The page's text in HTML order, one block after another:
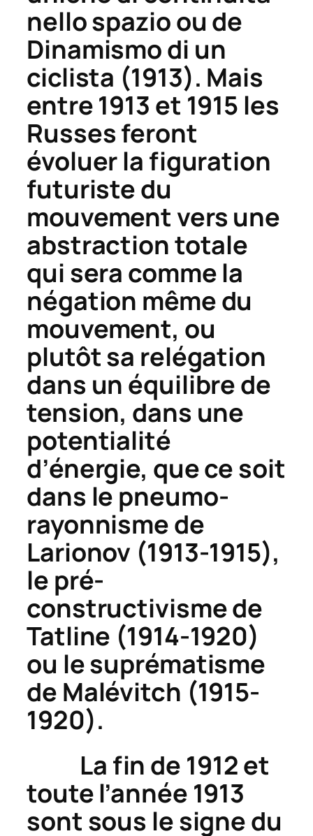
nello spazioou de
Dinamismo di un
ciclista (1913). Mais
entre 1913 et 1915 les
Russes feront
évoluer la figuration
futuriste du
mouvement vers une
abstraction totale
qui sera comme la
négation même du
mouvement, ou
plutôt sa relégation
dans un équilibre de
tension, dans une
potentialité
d’énergie, que ce soit
dans le pneumo-
rayonnisme de
Larionov (1913-1915),
le pré-
constructivisme de
Tatline (1914-1920)
ou le suprématisme
de Malévitch (1915-
1920).
La fin de 1912 et
toute l’année 1913
sont sous le signe du